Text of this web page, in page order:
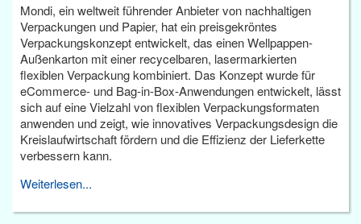
Mondi, ein weltweit führender Anbieter von nachhaltigen
Verpackungen und Papier, hat ein preisgekröntes
Verpackungskonzept entwickelt, das einen Wellpappen-
Außenkarton mit einer recycelbaren, lasermarkierten
flexiblen Verpackung kombiniert. Das Konzept wurde für
eCommerce- und Bag-in-Box-Anwendungen entwickelt, lässt
sich auf eine Vielzahl von flexiblen Verpackungsformaten
anwenden und zeigt, wie innovatives Verpackungsdesign die
Kreislaufwirtschaft fördern und die Effizienz der Lieferkette
verbessern kann.
Weiterlesen...